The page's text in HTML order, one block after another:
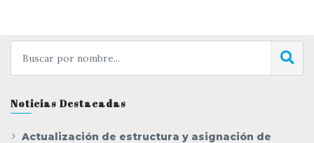
Noticias Destacadas
Actualización de estructura y asignación de